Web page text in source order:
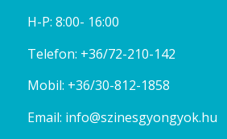
H-P: 8:00- 16:00
Telefon: +36/72-210-142
Mobil: +36/30-812-1858
Email: info@szinesgyongyok.hu